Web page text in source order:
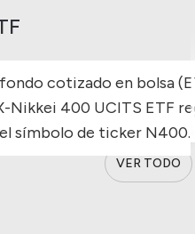
cotizado en bolsa
Nikkei 400 UCITS ETF
símbolo de ticker N400.
VER TODO